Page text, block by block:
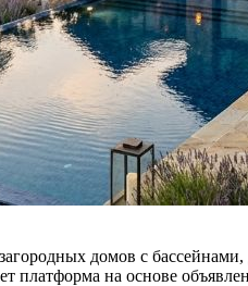
домов с
платформа на основе